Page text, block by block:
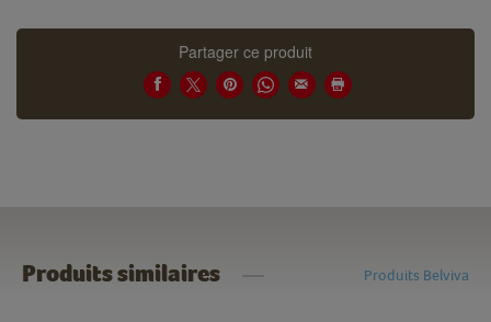
Partager ce produit
Produits similaires Produits Belviva